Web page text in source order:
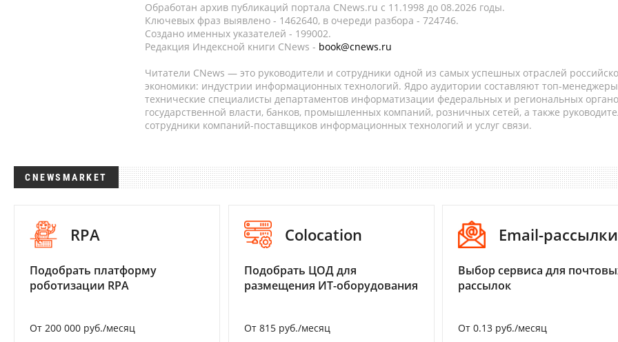
Обработан архив публикаций портала CNews.ru c 11.1998 до 08.2026 годы.
Ключевых фраз выявлено - 1462640, в очереди разбора - 724746.
Создано именных указателей - 199002.
Редакция Индексной книги CNews - book@cnews.ru
Читатели CNews — это руководители и сотрудники одной из самых успешных отраслей
экономики: индустрии информационных технологий. Ядро аудитории составляют топ-
технические специалисты департаментов информатизации федеральных и региональных
государственной власти, банков, промышленных компаний, розничных сетей, а также
сотрудники компаний-поставщиков информационных технологий и услуг связи.
CNEWSMARKET
RPA
Подобрать платформу
роботизации RPA
От 200 000 руб./месяц
Colocation
Подобрать ЦОД для
размещения ИТ-оборудования
От 815 руб./месяц
Email-рассылки
Выбор сервиса для
рассылок
От 0.13 руб./месяц